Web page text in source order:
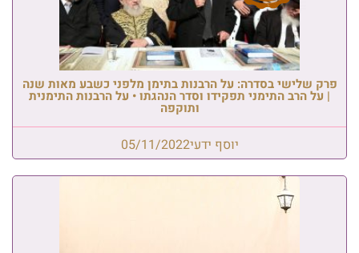
פרק שלישי בסדרה: על הרבנות בתימן מלפני כשבע מאות שנה
| על הרב התימני תפקידו וסדר הנהגתו • על הרבנות התימנית
ותוקפה
יוסף ידעי05/11/2022